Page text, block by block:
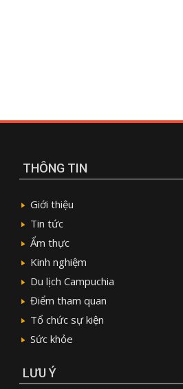
THÔNG TIN
Giới thiệu
Tin tức
Ẩm thực
Kinh nghiệm
Du lịch Campuchia
Điểm tham quan
Tổ chức sự kiện
Sức khỏe
LƯU Ý